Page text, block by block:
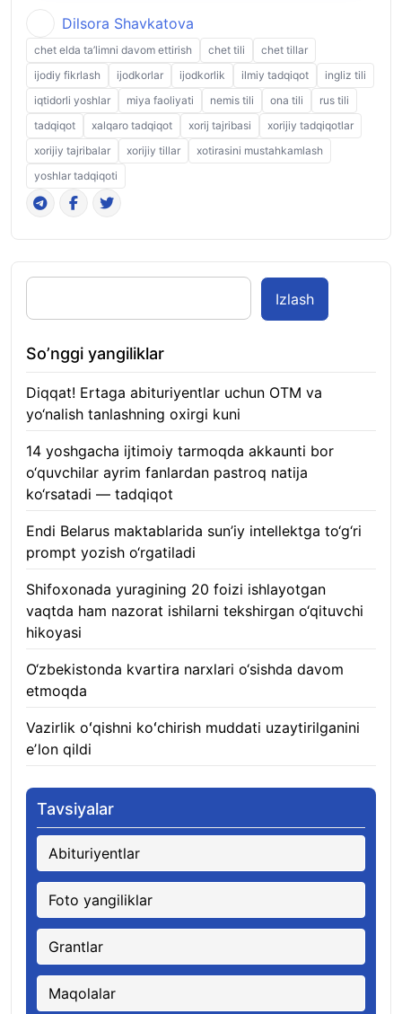
Dilsora Shavkatova
chet elda ta’limni davom ettirish chet tili
chet tillar
ijodiy fikrlash
ijodkorlar ijodkorlik ilmiy tadqiqot
ingliz tili
iqtidorli yoshlar
miya faoliyati nemis tili ona tili
rus tili
tadqiqot
xalqaro tadqiqot xorij tajribasi
xorijiy tadqiqotlar
xorijiy tajribalar
xorijiy tillar
xotirasini mustahkamlash
yoshlar tadqiqoti
Izlash
So’nggi yangiliklar
Diqqat! Ertaga abituriyentlar uchun OTM va
yo‘nalish tanlashning oxirgi kuni
14 yoshgacha ijtimoiy tarmoqda akkaunti bor
o‘quvchilar ayrim fanlardan pastroq natija
ko‘rsatadi — tadqiqot
Endi Belarus maktablarida sun’iy intellektga to‘g‘ri
prompt yozish o‘rgatiladi
Shifoxonada yuragining 20 foizi ishlayotgan
vaqtda ham nazorat ishilarni tekshirgan o‘qituvchi
hikoyasi
O‘zbekistonda kvartira narxlari o‘sishda davom
etmoqda
Vazirlik oʻqishni koʻchirish muddati uzaytirilganini
eʼlon qildi
Tavsiyalar
Abituriyentlar
Foto yangiliklar
Grantlar
Maqolalar